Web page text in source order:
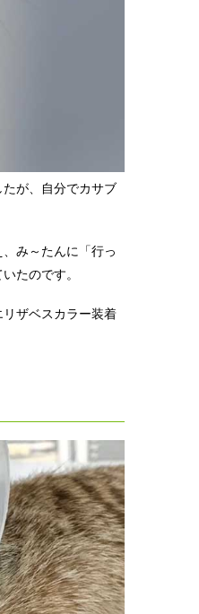
が、自分でカサブ
み～たんに「行っ
たのです。
ザベスカラー装着